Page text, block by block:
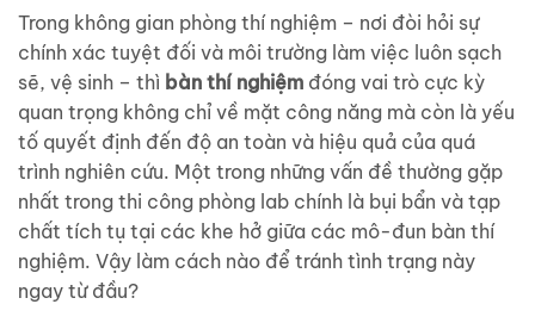
Trong không gian phòng thí nghiệm – nơi đòi hỏi sự
chính xác tuyệt đối và môi trường làm việc luôn sạch
sẽ, vệ sinh – thì bàn thí nghiệm đóng vai trò cực kỳ
quan trọng không chỉ về mặt công năng mà còn là yếu
tố quyết định đến độ an toàn và hiệu quả của quá
trình nghiên cứu. Một trong những vấn đề thường gặp
nhất trong thi công phòng lab chính là bụi bẩn và tạp
chất tích tụ tại các khe hở giữa các mô-đun bàn thí
nghiệm. Vậy làm cách nào để tránh tình trạng này
ngay từ đầu?